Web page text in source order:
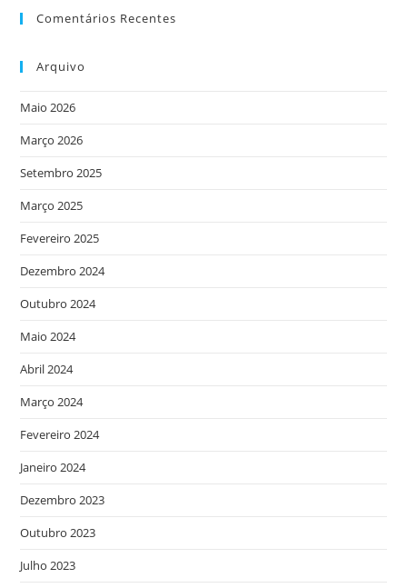
Comentários Recentes
Arquivo
Maio 2026
Março 2026
Setembro 2025
Março 2025
Fevereiro 2025
Dezembro 2024
Outubro 2024
Maio 2024
Abril 2024
Março 2024
Fevereiro 2024
Janeiro 2024
Dezembro 2023
Outubro 2023
Julho 2023